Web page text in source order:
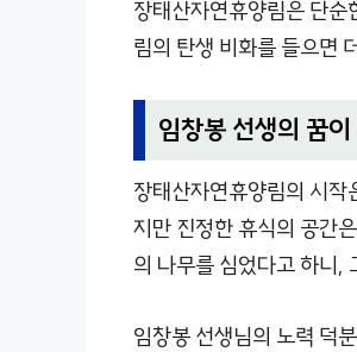
장태산자연휴양림은 단
림의 탄생 비화를 들으면
임창봉 선생의 꿈
장태산자연휴양림의 시
지만 진정한 휴식의 공간
의 나무를 심었다고 하니,
임창봉 선생님의 노력 덕